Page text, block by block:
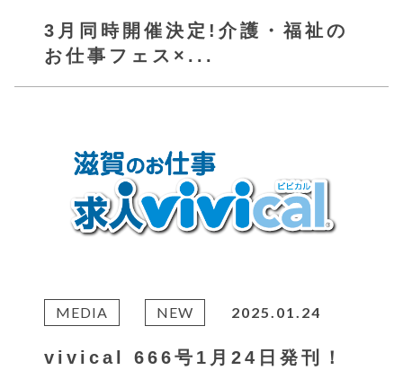
3月同時開催決定!介護・福祉の
お仕事フェス×...
MEDIA NEW 2025.01.24
vivical 666号1月24日発刊！